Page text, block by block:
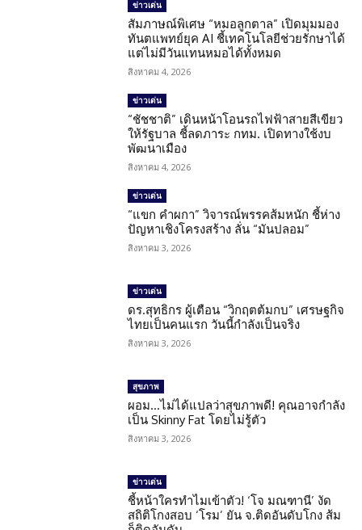
ข่าวเด่น
สัมภาษณ์พิเศษ “หมอลูกตาล” เปิดมุมมอง
ทันตแพทย์ยุค AI ชี้เทคโนโลยีช่วยรักษาได้
แต่ไม่มีวันแทนหมอได้ทั้งหมด
สิงหาคม 4, 2026
ข่าวเด่น
“ชัชชาติ” เดินหน้าโอนรถไฟฟ้าสายสีเขียว
ให้รัฐบาล ชี้ลดภาระ กทม. เปิดทางใช้งบ
พัฒนาเมือง
สิงหาคม 4, 2026
ข่าวเด่น
“แขก คำผกา” วิจารณ์พรรคส้มหนัก ชี้ห่าง
ปัญหาเชิงโครงสร้าง ลั่น “มันปลอม”
สิงหาคม 3, 2026
ข่าวเด่น
ดร.สุทธิกร ผู้เตือน “วิกฤตต้มกบ” เศรษฐกิจ
ไทยเป็นคนแรก วันนี้กำลังเป็นจริง
สิงหาคม 3, 2026
สุขภาพ
ผอม…ไม่ได้แปลว่าสุขภาพดี! คุณอาจกำลัง
เป็น Skinny Fat โดยไม่รู้ตัว
สิงหาคม 3, 2026
ข่าวเด่น
ชี้หน้าใครทำไมเข้าตัว! ‘โจ มณฑานี’ งัด
สถิติโกงสอบ ‘โรม’ ยัน จ.ติดอันดับโกง ส้ม